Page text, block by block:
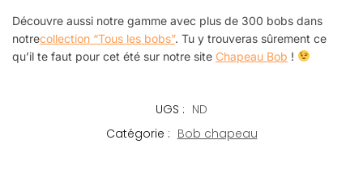
Découvre aussi notre gamme avec plus de 300 bobs dans
notrecollection “Tous les bobs”. Tu y trouveras sûrement ce
qu’il te faut pour cet été sur notre site Chapeau Bob !
UGS : ND
Catégorie : Bob chapeau